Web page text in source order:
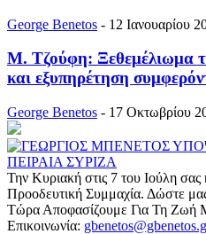
George Benetos - 12 Ιανουαρίου
Μ. Τζούφη: Ξεθεμέλιωμα
και εξυπηρέτηση
George Benetos - 17 Οκτωβρίου
Την Κυριακή στις 7 του Ιούλη
Προοδευτική Συμμαχία. Δώστε
Τώρα Αποφασίζουμε Για Τη Ζωή
Επικοινωνία: